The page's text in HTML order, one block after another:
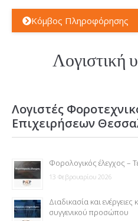
Κόμβος Πληροφόρησης
Λογιστική
Λογιστές
Επιχειρήσεων
Φορολογικός έλεγχος –
13 Φεβρουαρίου 2026
Διαδικασία και
συγγενικού προσώπου